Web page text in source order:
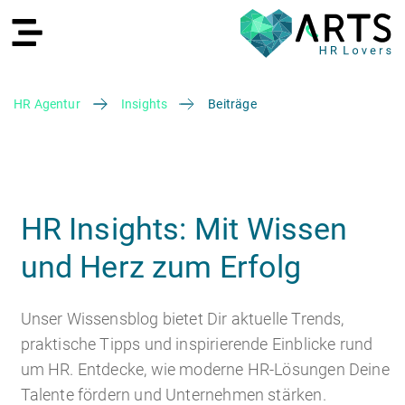
Recruiting
Recruiting Agentur
HR Services
HR Agentur Insights Beiträge
HR Insights: Mit Wissen
und Herz zum Erfolg
Unser Wissensblog bietet Dir aktuelle Trends,
praktische Tipps und inspirierende Einblicke rund
um HR. Entdecke, wie moderne HR-Lösungen Deine
Talente fördern und Unternehmen stärken.